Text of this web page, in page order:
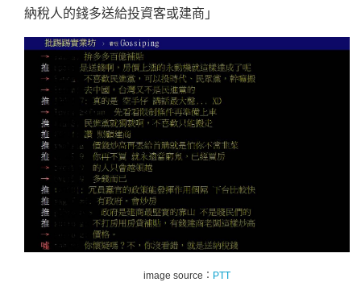
納稅人的錢多送給投資客或建商」
image source： PTT